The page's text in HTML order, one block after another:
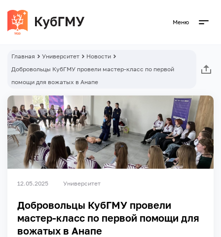
Меню
Главная Университет
Новости
Добровольцы КубГМУ провели мастер-класс по первой
помощи для вожатых в Анапе
12.05.2025 Университет
Добровольцы КубГМУ провели
мастер-класс по первой помощи для
вожатых в Анапе